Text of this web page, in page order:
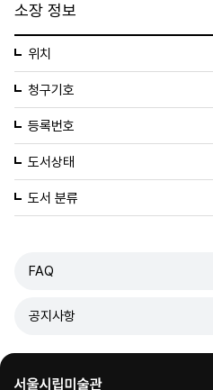
소장 정보
위치
청구기호
등록번호
도서상태
도서 분류
FAQ
공지사항